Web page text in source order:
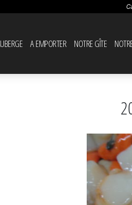
A EMPORTER NOTRE GÎTE